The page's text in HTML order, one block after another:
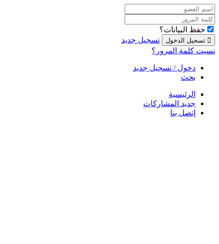
حفظ البيانات؟
تسجيل جديد
نسيت كلمة المرور؟
دخول / تسجيل جديد
بحث
الرئيسية
جديد المشاركات
إتصل بنا